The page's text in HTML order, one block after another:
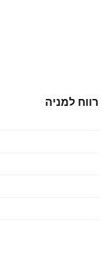
רווח למניה